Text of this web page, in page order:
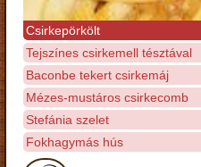
Csirkepörkölt
Tejszínes csirkemell tésztával
Baconbe tekert csirkemáj
Mézes-mustáros csirkecomb
Stefánia szelet
Fokhagymás hús